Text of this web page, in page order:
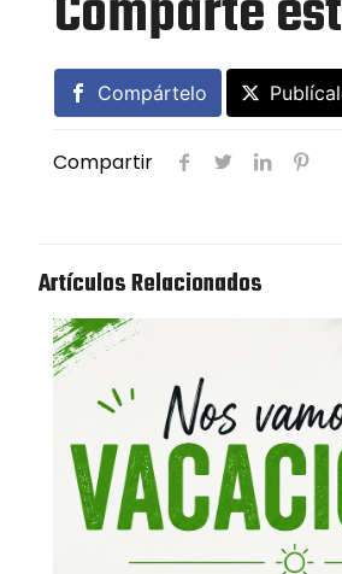
Compártelo
Compartir
Artículos Relacionados